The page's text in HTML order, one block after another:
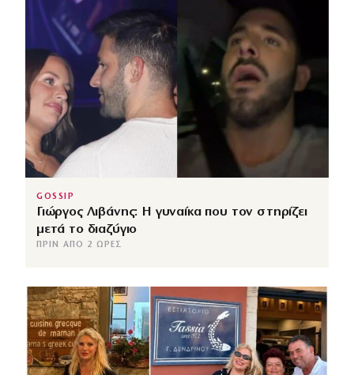
GOSSIP
Γιώργος Λιβάνης: Η γυναίκα που τον στηρίζει
μετά το διαζύγιο
ΠΡΙΝ ΑΠΌ 2 ΏΡΕΣ